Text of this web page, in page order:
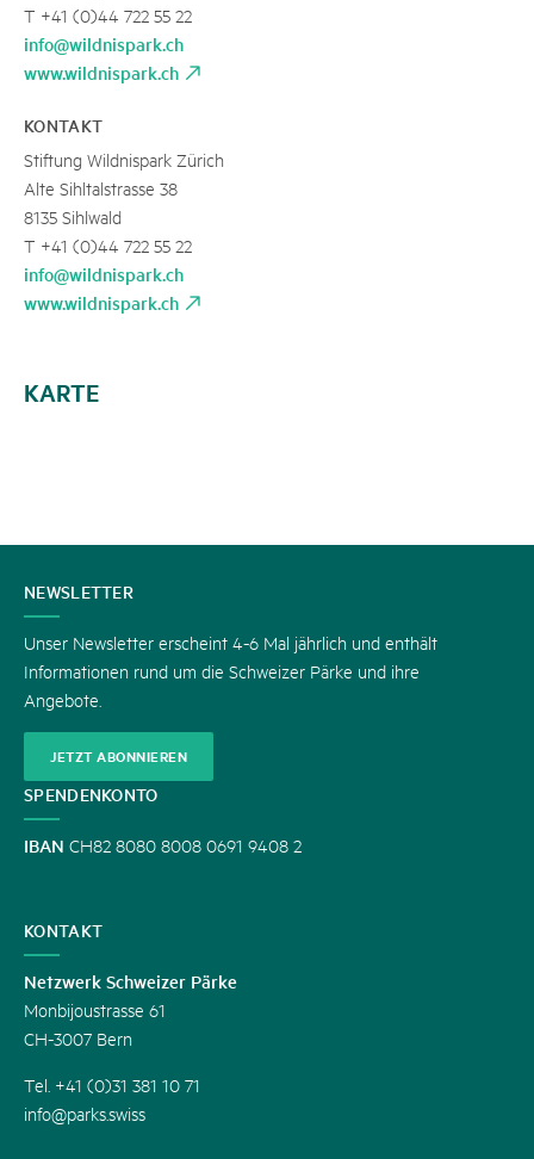
T +41 (0)44 722 55 22
info@wildnispark.ch
www.wildnispark.ch
KONTAKT
Stiftung Wildnispark Zürich
Alte Sihltalstrasse 38
8135 Sihlwald
T +41 (0)44 722 55 22
info@wildnispark.ch
www.wildnispark.ch
KARTE
KONTAKT
NEWSLETTER
Unser Newsletter erscheint 4-6 Mal jährlich und enthält
Informationen rund um die Schweizer Pärke und ihre
Angebote.
JETZT ABONNIEREN
SPENDENKONTO
IBAN CH82 8080 8008 0691 9408 2
KONTAKT
Netzwerk Schweizer Pärke
Monbijoustrasse 61
CH-3007 Bern
Tel. +41 (0)31 381 10 71
info@parks.swiss